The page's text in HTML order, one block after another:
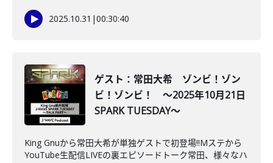
2025.10.31 |00:30:40
ゲスト：常田大希 ゾンビ！ゾン
ビ！ゾンビ！ ～2025年10月21日
SPARK TUESDAY～
King Gnuから常田大希が単独ゲストで初登場‼Mステから
YouTube生配信LIVEの裏エピソードトーク常田、様々なハ